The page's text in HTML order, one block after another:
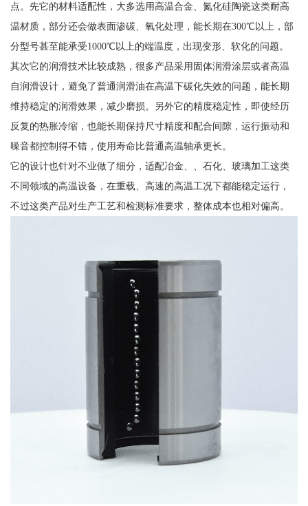
点。先它的材料适配性，大多选用高温合金、氮化硅陶瓷这类耐高
温材质，部分还会做表面渗碳、氧化处理，能长期在300℃以上，部
分型号甚至能承受1000℃以上的端温度，出现变形、软化的问题。
其次它的润滑技术比较成熟，很多产品采用固体润滑涂层或者高温
自润滑设计，避免了普通润滑油在高温下碳化失效的问题，能长期
维持稳定的润滑效果，减少磨损。另外它的精度稳定性，即使经历
反复的热胀冷缩，也能长期保持尺寸精度和配合间隙，运行振动和
噪音都控制得不错，使用寿命比普通高温轴承更长。
它的设计也针对不业做了细分，适配冶金、、石化、玻璃加工这类
不同领域的高温设备，在重载、高速的高温工况下都能稳定运行，
不过这类产品对生产工艺和检测标准要求，整体成本也相对偏高。